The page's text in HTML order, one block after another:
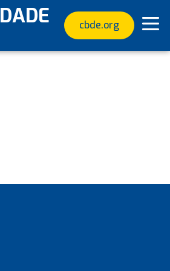
cbde.org